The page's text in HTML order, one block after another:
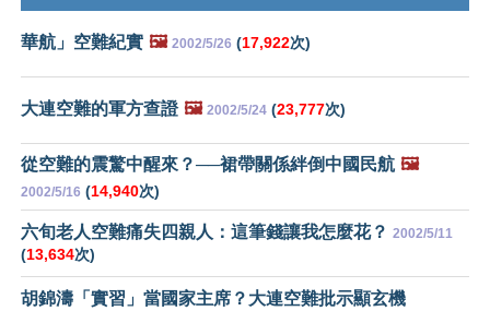
華航」空難紀實 🖼️ 2002/5/26 (17,922次)
大連空難的軍方查證 🖼️ 2002/5/24 (23,777次)
從空難的震驚中醒來？──裙帶關係絆倒中國民航 🖼️
2002/5/16 (14,940次)
六旬老人空難痛失四親人：這筆錢讓我怎麼花？ 2002/5/11
(13,634次)
胡錦濤「實習」當國家主席？大連空難批示顯玄機